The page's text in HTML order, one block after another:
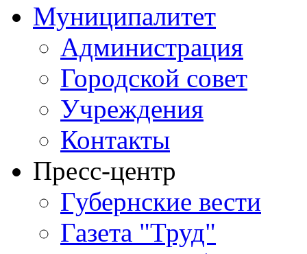
Муниципалитет
Администрация
Городской совет
Учреждения
Контакты
Пресс-центр
Губернские вести
Газета "Труд"